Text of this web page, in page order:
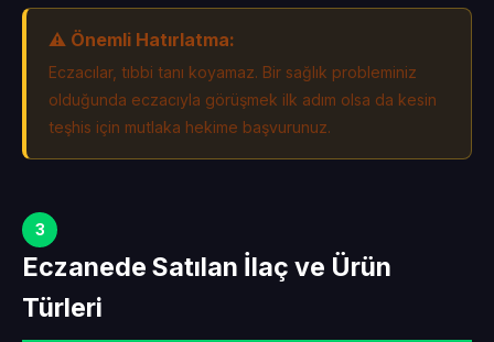
⚠️ Önemli Hatırlatma:
Eczacılar, tıbbi tanı koyamaz. Bir sağlık probleminiz
olduğunda eczacıyla görüşmek ilk adım olsa da kesin
teşhis için mutlaka hekime başvurunuz.
3
Eczanede Satılan İlaç ve Ürün
Türleri